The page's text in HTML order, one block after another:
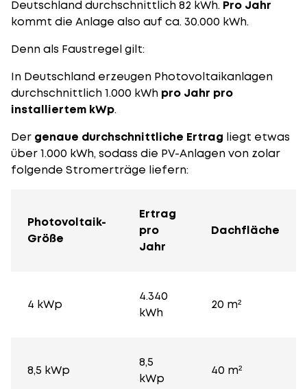
Deutschland durchschnittlich 82 kWh. Pro Jahr
kommt die Anlage also auf ca. 30.000 kWh.
Denn als Faustregel gilt:
In Deutschland erzeugen Photovoltaikanlagen
durchschnittlich 1.000 kWh pro Jahr pro
installiertem kWp.
Der genaue durchschnittliche Ertrag liegt etwas
über 1.000 kWh, sodass die PV-Anlagen von zolar
folgende Stromerträge liefern:
Photovoltaik-
Größe
Ertrag
pro
Jahr
Dachfläche
4 kWp
4.340
kWh
20 m²
8,5 kWp
8,5
kWp
40 m²